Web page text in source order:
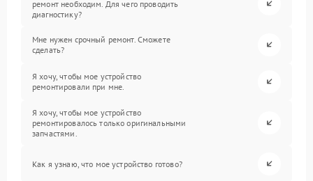
ремонт необходим. Для чего проводить
диагностику?
Мне нужен срочный ремонт. Сможете
сделать?
Я хочу, чтобы мое устройство
ремонтировали при мне.
Я хочу, чтобы мое устройство
ремонтировалось только оригинальными
запчастями.
Как я узнаю, что мое устройство готово?